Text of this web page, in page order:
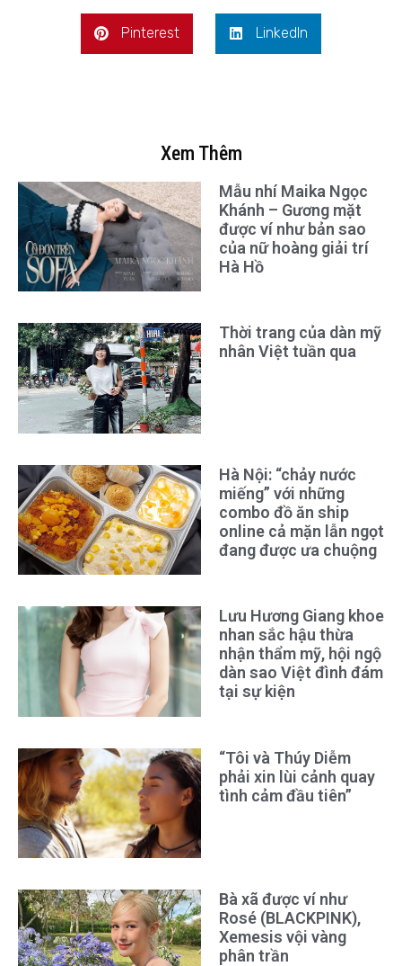
Pinterest LinkedIn
Xem Thêm
Mẫu nhí Maika Ngọc
Khánh – Gương mặt
được ví như bản sao
của nữ hoàng giải trí
Hà Hồ
Thời trang của dàn mỹ
nhân Việt tuần qua
Hà Nội: “chảy nước
miếng” với những
combo đồ ăn ship
online cả mặn lẫn ngọt
đang được ưa chuộng
Lưu Hương Giang khoe
nhan sắc hậu thừa
nhận thẩm mỹ, hội ngộ
dàn sao Việt đình đám
tại sự kiện
“Tôi và Thúy Diễm
phải xin lùi cảnh quay
tình cảm đầu tiên”
Bà xã được ví như
Rosé (BLACKPINK),
Xemesis vội vàng
phân trần